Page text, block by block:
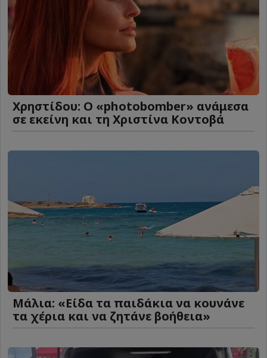
Χρηστίδου: Ο «photobomber» ανάμεσα
σε εκείνη και τη Χριστίνα Κοντοβά
Μάλια: «Είδα τα παιδάκια να κουνάνε
τα χέρια και να ζητάνε βοήθεια»